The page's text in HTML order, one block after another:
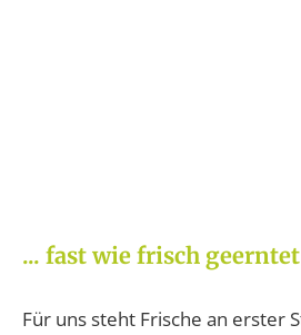
... fast wie frisch geerntet
Für uns steht Frische an erster